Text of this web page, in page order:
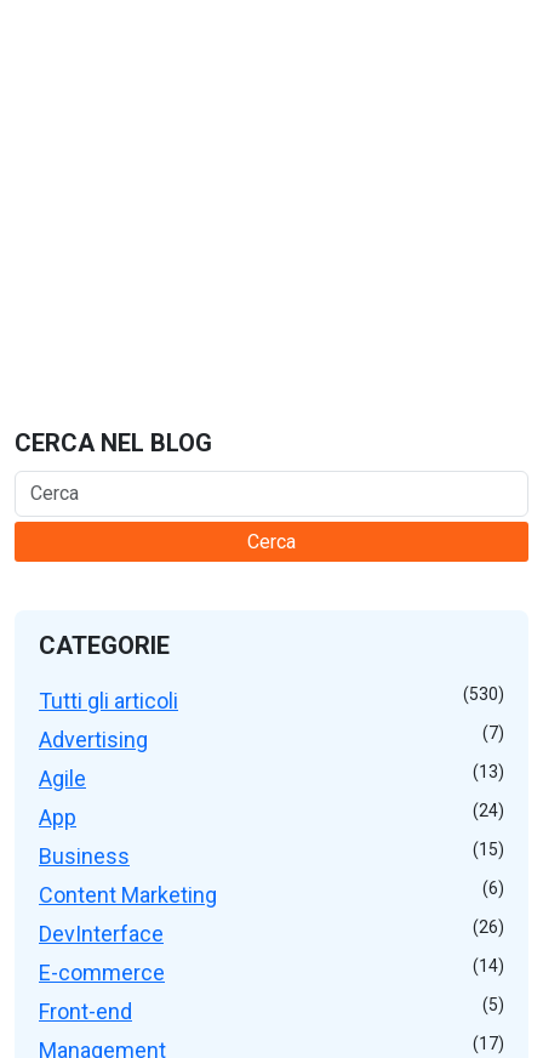
CERCA NEL BLOG
Cerca
CATEGORIE
Tutti gli articoli (530)
Advertising (7)
Agile (13)
App (24)
Business (15)
Content Marketing (6)
DevInterface (26)
E-commerce (14)
Front-end (5)
Management (17)